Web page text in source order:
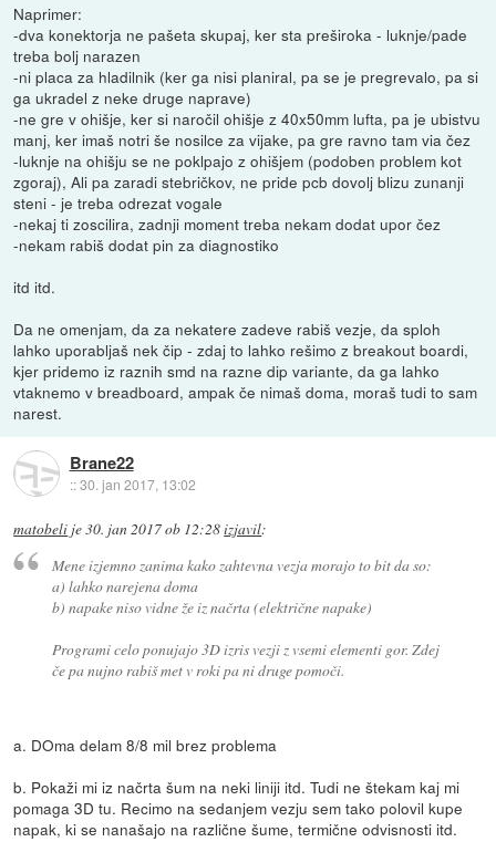
Naprimer:
-dva konektorja ne pašeta skupaj, ker sta preširoka - luknje/pade
treba bolj narazen
-ni placa za hladilnik (ker ga nisi planiral, pa se je pregrevalo, pa si
ga ukradel z neke druge naprave)
-ne gre v ohišje, ker si naročil ohišje z 40x50mm lufta, pa je ubistvu
manj, ker imaš notri še nosilce za vijake, pa gre ravno tam via čez
-luknje na ohišju se ne poklpajo z ohišjem (podoben problem kot
zgoraj), Ali pa zaradi stebričkov, ne pride pcb dovolj blizu zunanji
steni - je treba odrezat vogale
-nekaj ti zoscilira, zadnji moment treba nekam dodat upor čez
-nekam rabiš dodat pin za diagnostiko
itd itd.
Da ne omenjam, da za nekatere zadeve rabiš vezje, da sploh
lahko uporabljaš nek čip - zdaj to lahko rešimo z breakout boardi,
kjer pridemo iz raznih smd na razne dip variante, da ga lahko
vtaknemo v breadboard, ampak če nimaš doma, moraš tudi to sam
narest.
Brane22
::30. jan 2017, 13:02
matobeli je30. jan 2017 ob 12:28izjavil:
Mene izjemno zanima kako zahtevna vezja morajo to bit da so:
a) lahko narejena doma
b) napake niso vidne že iz načrta (električne napake)
Programi celo ponujajo 3D izris vezji z vsemi elementi gor. Zdej
če pa nujno rabiš met v roki pa ni druge pomoči.
a. DOma delam 8/8 mil brez problema
b. Pokaži mi iz načrta šum na neki liniji itd. Tudi ne štekam kaj mi
pomaga 3D tu. Recimo na sedanjem vezju sem tako polovil kupe
napak, ki se nanašajo na različne šume, termične odvisnosti itd.